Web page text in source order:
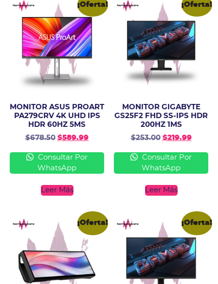
¡Oferta!
MONITOR ASUS PROART
PA279CRV 4K UHD IPS
HDR 60HZ 5MS
$678.50 $589.99
Consultar Por
WhatsApp
Leer Más
¡Oferta!
MONITOR GIGABYTE
GS25F2 FHD SS-IPS HDR
200HZ 1MS
$253.00 $219.99
Consultar Por
WhatsApp
Leer Más
¡Oferta! ¡Oferta!